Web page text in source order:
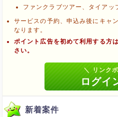
ファンクラブツアー、タイアッ
サービスの予約、申込み後にキャ
なります。
ポイント広告を初めて利用する方
さい。
ブラウザのクッキー情報を削除
ブラウザのアプリ、ウィンドウ
他のサイトにアクセスする
ブラウザのクッキー情報を全
ポケマNetにログインして「
広告を利用
新着案件